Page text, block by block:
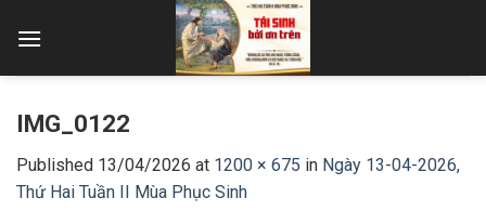
IMG_0122
Published 13/04/2026 at 1200 × 675 in Ngày 13-04-2026,
Thứ Hai Tuần II Mùa Phục Sinh